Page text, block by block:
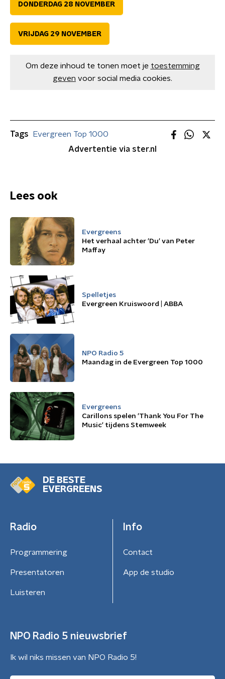
DONDERDAG 28 NOVEMBER
VRIJDAG 29 NOVEMBER
Om deze inhoud te tonen moet je toestemming
geven voor social media cookies.
Tags
Evergreen Top 1000
Advertentie via ster.nl
Lees ook
Evergreens
Het verhaal achter 'Du' van Peter
Maffay
Spelletjes
Evergreen Kruiswoord | ABBA
NPO Radio 5
Maandag in de Evergreen Top 1000
Evergreens
Carillons spelen 'Thank You For The
Music' tijdens Stemweek
DE BESTE
EVERGREENS
Radio
Programmering
Presentatoren
Luisteren
Info
Contact
App de studio
NPO Radio 5 nieuwsbrief
Ik wil niks missen van NPO Radio 5!